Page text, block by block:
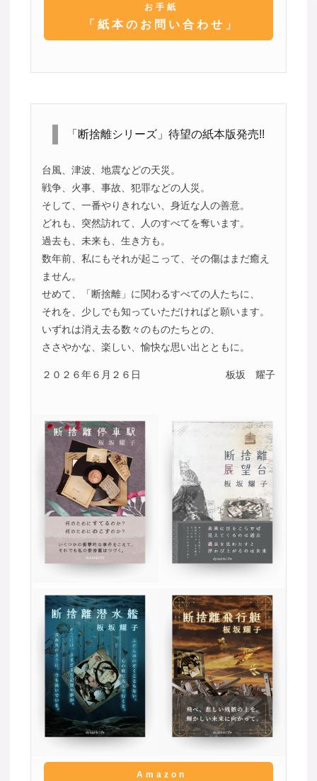
お手紙
「紙本のお問い合わせ」
「断捨離シリーズ」待望の紙本版発売!!
台風、津波、地震などの天災。
戦争、火事、事故、犯罪などの人災。
そして、一番やりきれない、身近な人の善意。
どれも、突然訪れて、人のすべてを奪います。
過去も、未来も、生き方も。
数年前、私にもそれが起こって、その傷はまだ癒え
ません。
せめて、「断捨離」に関わるすべての人たちに、
それを、少しでも知っていただければと願います。
いずれは消え去る数々のものたちとの、
ささやかな、楽しい、愉快な思い出とともに。
２０２６年６月２６日 板坂 耀子
Amazon